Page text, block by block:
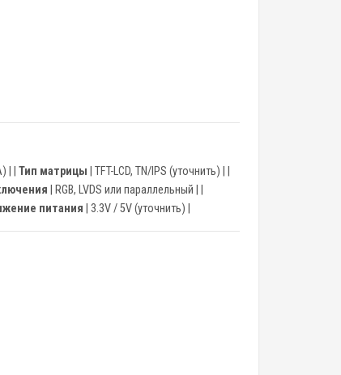
| | Тип матрицы | TFT-LCD, TN/IPS (уточнить) | |
| RGB, LVDS или параллельный | |
питания | 3.3V / 5V (уточнить) |